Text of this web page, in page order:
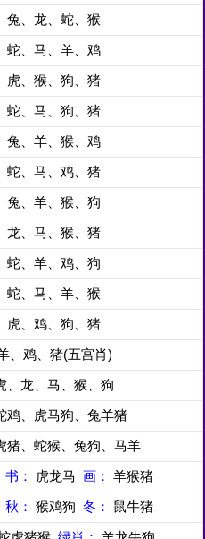
兔、龙、蛇、猴
蛇、马、羊、鸡
虎、猴、狗、猪
蛇、马、狗、猪
兔、羊、猴、鸡
蛇、马、鸡、猪
兔、羊、猴、狗
龙、马、猴、猪
蛇、羊、鸡、狗
蛇、马、羊、猴
虎、鸡、狗、猪
、鸡、猪(五宫肖)
、龙、马、猴、狗
鸡、虎马狗、兔羊猪
猪、蛇猴、兔狗、马羊
书： 虎龙马 画： 羊猴猪
秋： 猴鸡狗 冬： 鼠牛猪